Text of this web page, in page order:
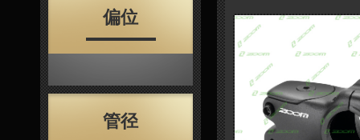
偏位
管径